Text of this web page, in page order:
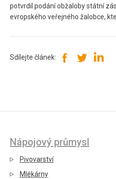
potvrdil podání obžaloby státní
evropského veřejného žalobce,
Sdílejte článek:
Nápojový průmysl
Pivovarství
Mlékárny